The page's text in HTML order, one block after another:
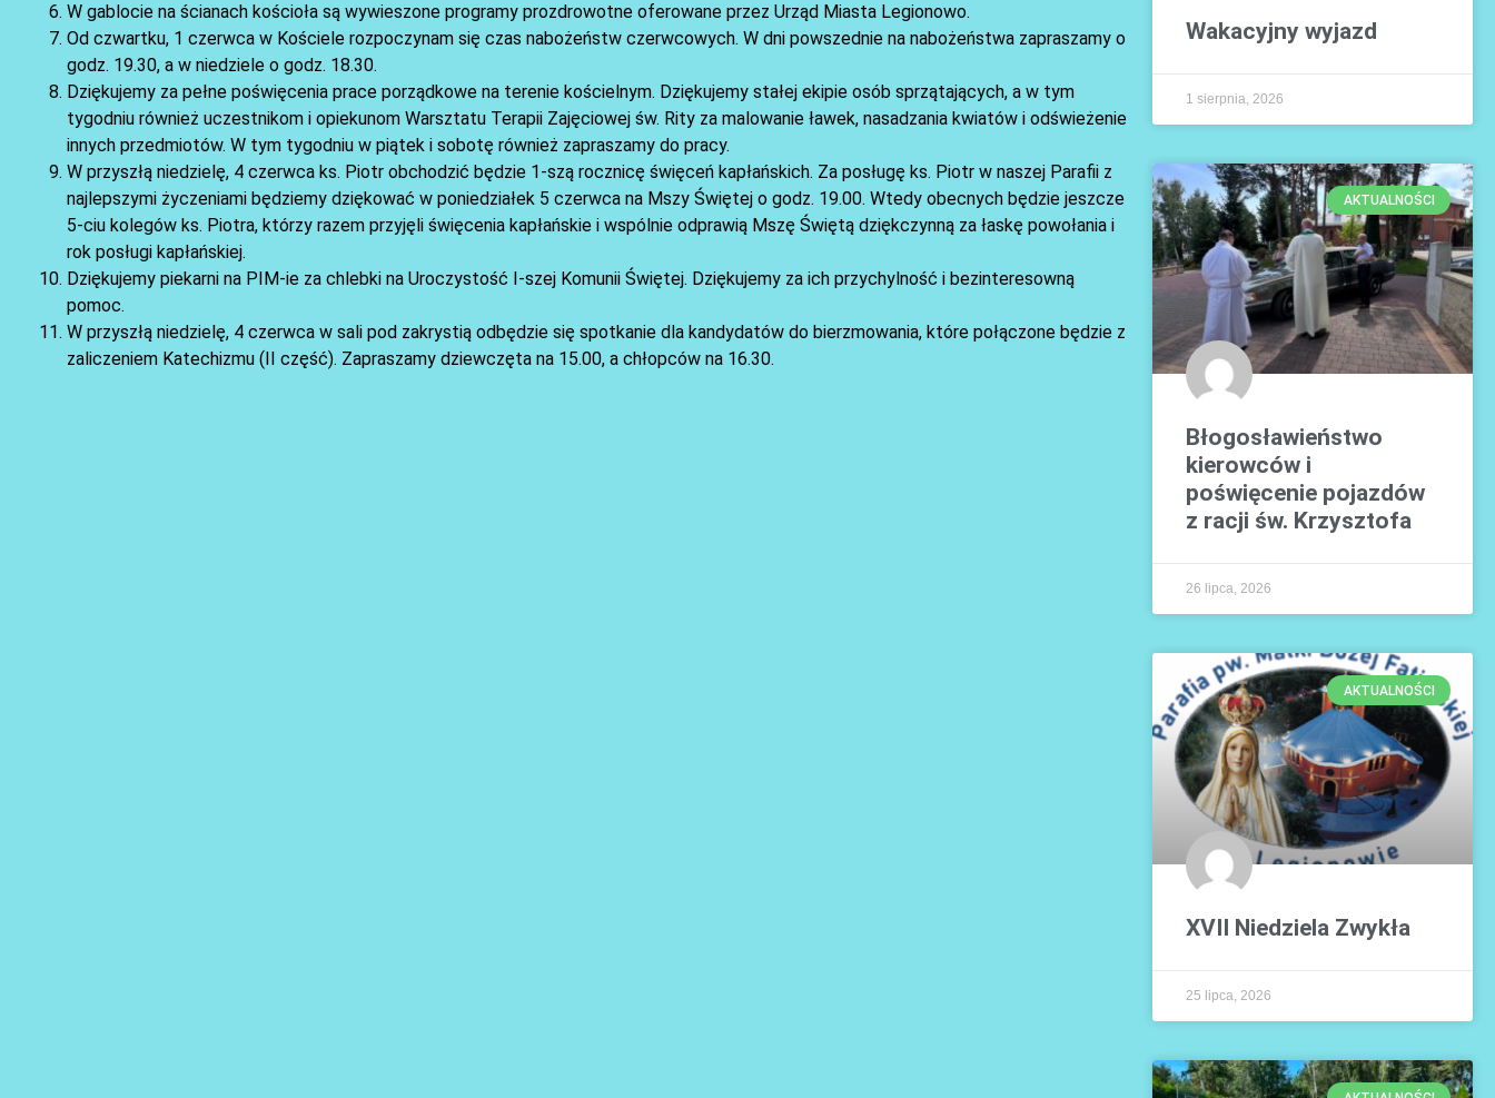
W gablocie na ścianach kościoła są wywieszone programy prozdrowotne oferowane przez Urząd Miasta Legionowo.
Od czwartku, 1 czerwca w Kościele rozpoczynam się czas nabożeństw czerwcowych. W dni powszednie na nabożeństwa zapraszamy o
godz. 19.30, a w niedziele o godz. 18.30.
Dziękujemy za pełne poświęcenia prace porządkowe na terenie kościelnym. Dziękujemy stałej ekipie osób sprzątających, a w tym
tygodniu również uczestnikom i opiekunom Warsztatu Terapii Zajęciowej św. Rity za malowanie ławek, nasadzania kwiatów i odświeżenie
innych przedmiotów. W tym tygodniu w piątek i sobotę również zapraszamy do pracy.
W przyszłą niedzielę, 4 czerwca ks. Piotr obchodzić będzie 1-szą rocznicę święceń kapłańskich. Za posługę ks. Piotr w naszej Parafii z
najlepszymi życzeniami będziemy dziękować w poniedziałek 5 czerwca na Mszy Świętej o godz. 19.00. Wtedy obecnych będzie jeszcze
5-ciu kolegów ks. Piotra, którzy razem przyjęli święcenia kapłańskie i wspólnie odprawią Mszę Świętą dziękczynną za łaskę powołania i
rok posługi kapłańskiej.
Dziękujemy piekarni na PIM-ie za chlebki na Uroczystość I-szej Komunii Świętej. Dziękujemy za ich przychylność i bezinteresowną
pomoc.
W przyszłą niedzielę, 4 czerwca w sali pod zakrystią odbędzie się spotkanie dla kandydatów do bierzmowania, które połączone będzie z
zaliczeniem Katechizmu (II część). Zapraszamy dziewczęta na 15.00, a chłopców na 16.30.
Wakacyjny wyjazd
1 sierpnia, 2026
AKTUALNOŚCI
Błogosławieństwo
kierowców i
poświęcenie pojazdów
z racji św. Krzysztofa
26 lipca, 2026
AKTUALNOŚCI
XVII Niedziela Zwykła
25 lipca, 2026